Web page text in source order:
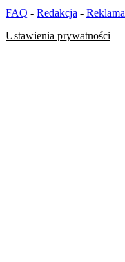
FAQ - Redakcja - Reklama
Ustawienia prywatności